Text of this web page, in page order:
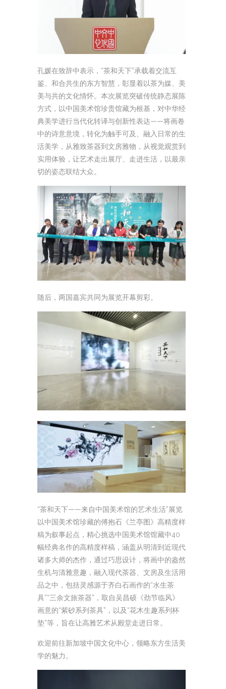
孔媛在致辞中表示，“茶和天下”承载着交流互
鉴、和合共生的东方智慧，彰显着以茶为媒、美
美与共的文化情怀。本次展览突破传统静态展陈
方式，以中国美术馆珍贵馆藏为根基，对中华经
典美学进行当代化转译与创新性表达——将画卷
中的诗意意境，转化为触手可及、融入日常的生
活美学，从雅致茶器到文房雅物，从视觉观赏到
实用体验，让艺术走出展厅、走进生活，以最亲
切的姿态联结大众。
随后，两国嘉宾共同为展览开幕剪彩。
“茶和天下——来自中国美术馆的艺术生活”展览
以中国美术馆珍藏的傅抱石《兰亭图》高精度样
稿为叙事起点，精心挑选中国美术馆馆藏中40
幅经典名作的高精度样稿，涵盖从明清到近现代
诸多大师的杰作，通过巧思设计，将画中的盎然
生机与清雅意趣，融入现代茶器、文房及生活用
品之中，包括灵感源于齐白石画作的“水生茶
具”“三余文旅茶器”，取自吴昌硕《劲节临风》
画意的“紫砂系列茶具”，以及“花木生趣系列杯
垫”等，旨在让高雅艺术从殿堂走进日常。
欢迎前往新加坡中国文化中心，领略东方生活美
学的魅力。